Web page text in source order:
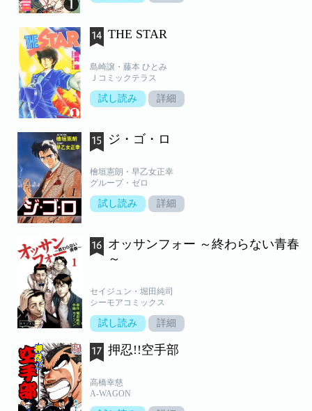
THE STAR
島崎譲・藤本 ひとみ
Ｊコミックテラス
試し読み 詳細
ジ・ゴ・ロ
檜垣憲朗・早乙女正幸
グループ・ゼロ
試し読み 詳細
オッサンフォー ～終わらない青春
～
セイジュン・堀田純司
シーモアコミックス
試し読み 詳細
押忍!!空手部
高橋幸慈
A-WAGON